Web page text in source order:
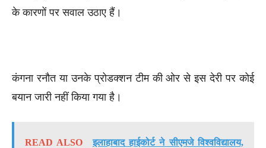
के कारणों पर सवाल उठाए हैं।
कंगना रनौत या उनके प्रोडक्शन टीम की ओर से इस देरी पर कोई
बयान जारी नहीं किया गया है।
READ ALSO
इलाहाबाद हाईकोर्ट ने सीएमजे विश्वविद्यालय,